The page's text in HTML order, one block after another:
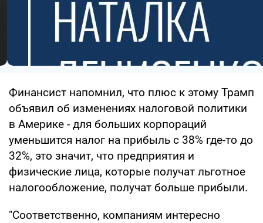
Финансист напомнил, что плюс к этому Трамп
объявил об изменениях налоговой политики
в Америке - для больших корпораций
уменьшится налог на прибыль с 38% где-то до
32%, это значит, что предприятия и
физические лица, которые получат льготное
налогообложение, получат больше прибыли.
"Соответственно, компаниям интересно